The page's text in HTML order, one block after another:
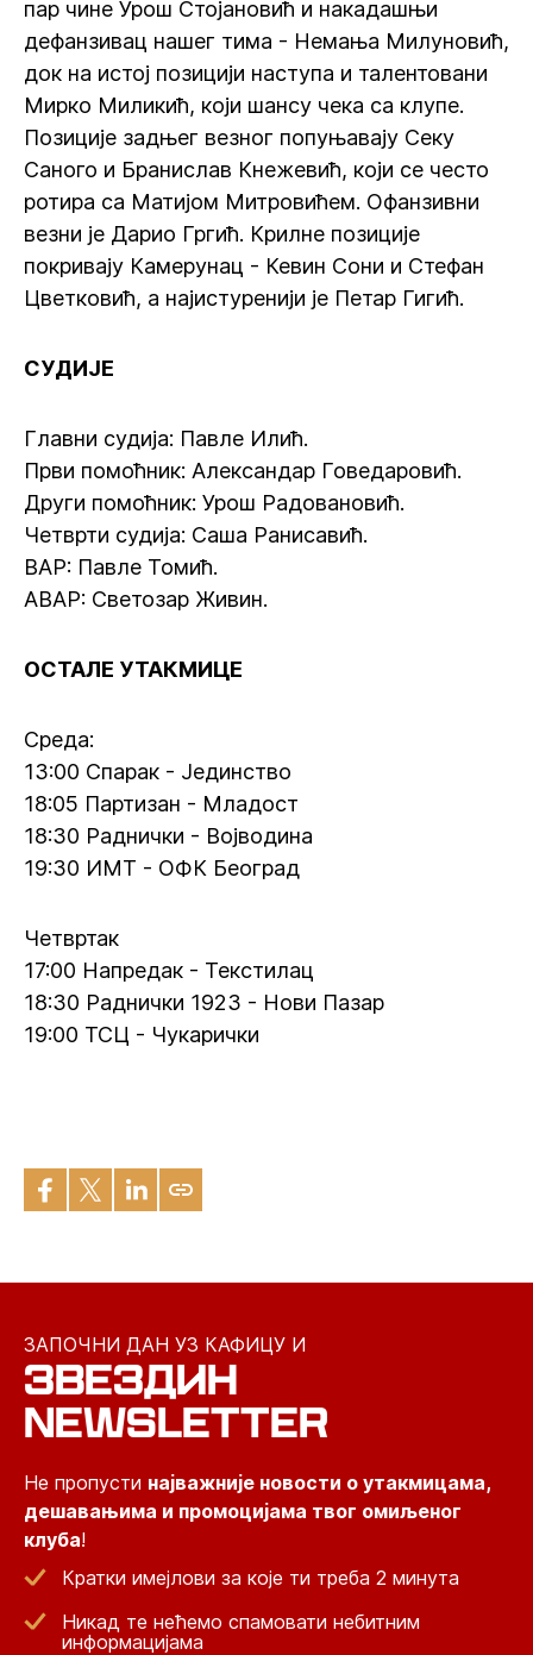
пар чине Урош Стојановић и накадашњи
дефанзивац нашег тима - Немања Милуновић,
док на истој позицији наступа и талентовани
Мирко Миликић, који шансу чека са клупе.
Позиције задњег везног попуњавају Секу
Саного и Бранислав Кнежевић, који се често
ротира са Матијом Митровићем. Офанзивни
везни је Дарио Гргић. Крилне позиције
покривају Камерунац - Кевин Сони и Стефан
Цветковић, а најистуренији је Петар Гигић.
СУДИЈЕ
Главни судија: Павле Илић.
Први помоћник: Александар Говедаровић.
Други помоћник: Урош Радовановић.
Четврти судија: Саша Ранисавић.
ВАР: Павле Томић.
АВАР: Светозар Живин.
ОСТАЛЕ УТАКМИЦЕ
Среда:
13:00 Спарак - Јединство
18:05 Партизан - Младост
18:30 Раднички - Војводина
19:30 ИМТ - ОФК Београд
Четвртак
17:00 Напредак - Текстилац
18:30 Раднички 1923 - Нови Пазар
19:00 ТСЦ - Чукарички
ЗАПОЧНИ ДАН УЗ КАФИЦУ И
ЗВЕЗДИН
NEWSLETTER
Не пропусти најважније новости о утакмицама,
дешавањима и промоцијама твог омиљеног
клуба!
Кратки имејлови за које ти треба 2 минута
Никад те нећемо спамовати небитним
информацијама